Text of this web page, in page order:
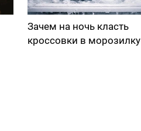
Зачем на ночь класть
кроссовки в морозилку